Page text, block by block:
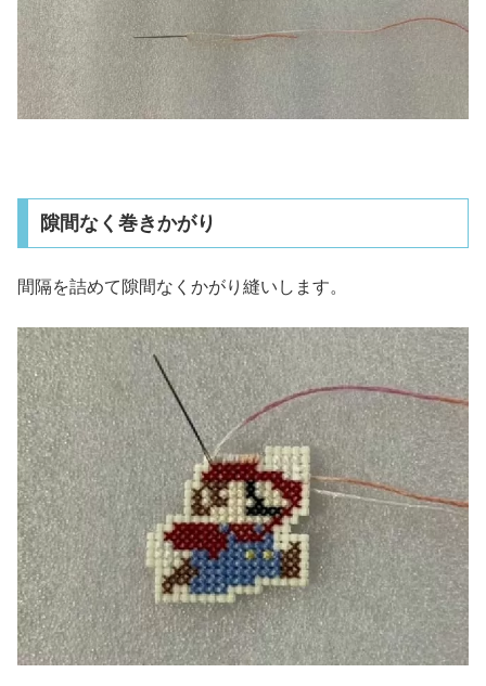
隙間なく巻きかがり
間隔を詰めて隙間なくかがり縫いします。